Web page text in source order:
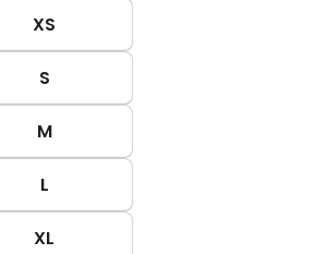
XS
S
M
L
XL